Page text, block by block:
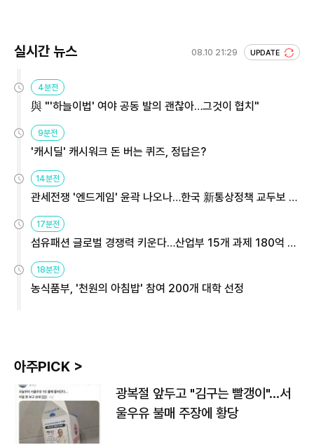
실시간 뉴스 08.10 21:29 UPDATE
4분전
與 "'하늘이법' 여야 공동 발의 괜찮아…그것이 협치"
9분전
'캐시딜' 캐시워크 돈 버는 퀴즈, 정답은?
14분전
관세전쟁 '엔드게임' 윤곽 나오나…한국 新통상정책 교두보 활
용해야
17분전
섬유패션 글로벌 경쟁력 키운다…산업부 15개 과제 180억 지
원
18분전
농식품부, '천원의 아침밥' 참여 200개 대학 선정
아주PICK >
광복절 앞두고 "김구는 빨갱이"…서
울우유 불매 주장에 황당